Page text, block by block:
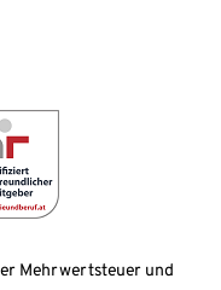
Mehrwertsteuer und